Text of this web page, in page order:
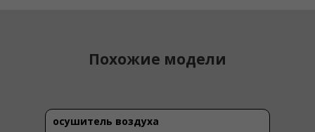
Похожие модели
осушитель воздуха